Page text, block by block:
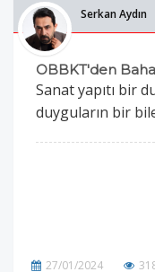
Serkan Aydın
OBBKT'den
Sanat yapıtı bir
duyguların bir
27/01/2024